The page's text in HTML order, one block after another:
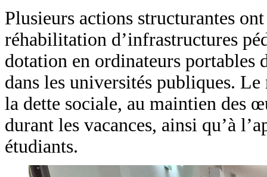
Plusieurs actions structurantes
réhabilitation d’infrastructures
dotation en ordinateurs portables
dans les universités publiques.
la dette sociale, au maintien des
durant les vacances, ainsi qu’à
étudiants.